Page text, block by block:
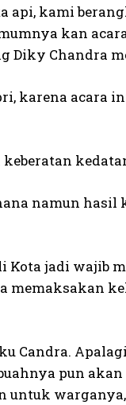
kami
kan
Diky Chandra
karena acara
namun
Kota jadi wajib
memaksakan
Candra.
pun
untuk